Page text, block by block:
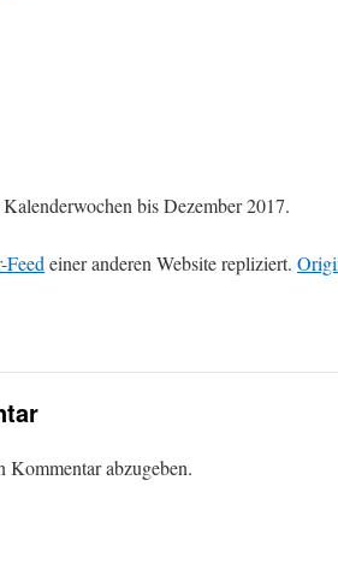
bis Dezember 2017.
Feed einer anderen Website repliziert.
Kommentar abzugeben.